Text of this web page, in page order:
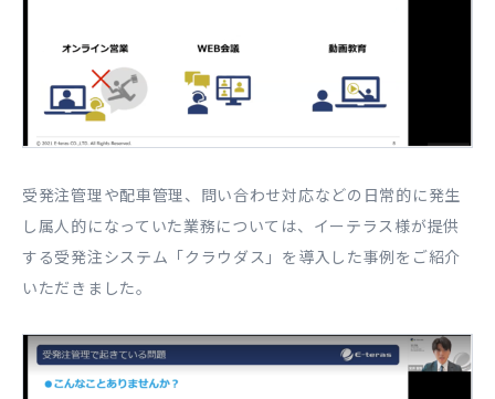
受発注管理や配車管理、問い合わせ対応などの日常的に発生
し属人的になっていた業務については、イーテラス様が提供
する受発注システム「クラウダス」を導入した事例をご紹介
いただきました。